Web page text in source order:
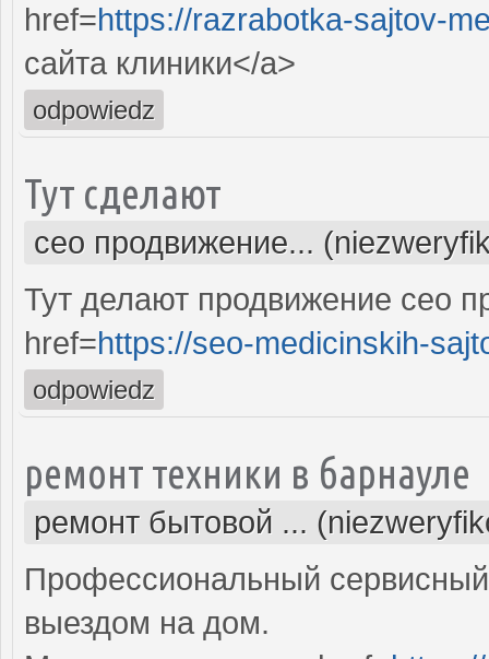
href=https://razrabotka-sajtov-
сайта клиники</a>
odpowiedz
Тут сделают
сео продвижение...
Тут делают продвижение сео
href=https://seo-medicinskih-
odpowiedz
ремонт техники в барнауле
ремонт бытовой ...
Профессиональный
выездом на дом.